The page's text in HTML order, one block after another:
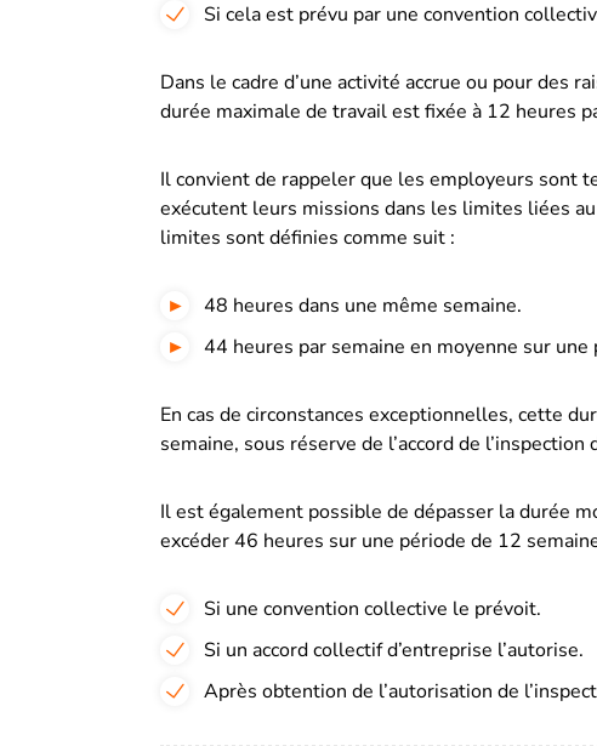
Si cela est prévu par une convention
Dans le cadre d’une activité accrue ou pour des
durée maximale de travail est fixée à 12 heures
Il convient de rappeler que les employeurs sont
exécutent leurs missions dans les limites liées
limites sont définies comme suit :
48 heures dans une même semaine.
44 heures par semaine en moyenne sur
En cas de circonstances exceptionnelles, cette
semaine, sous réserve de l’accord de l’inspection
Il est également possible de dépasser la durée
excéder 46 heures sur une période de 12
Si une convention collective le prévoit.
Si un accord collectif d’entreprise l’autorise.
Après obtention de l’autorisation de